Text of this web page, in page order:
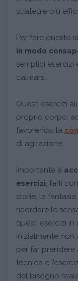
strategie più
Per fare questo
in modo
semplici esercizi
calmarsi.
Questi esercizi
proprio corpo,
favorendo la
di agitazione.
Importante è
esercizi, farli
storie, la
ricordare le
questi esercizi
inizialmente non
per far
tecnica e
del bisogno